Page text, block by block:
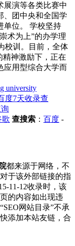
展演等各类比赛中
、团中央和全国学
单位。 学校坚持
术为上”的办学理
校训。目前，全体
精神激励下，正在
应用型综合大学而
university
度7天收录查
歌 查搜索 ： 百度 -
都来源于网络，不
于该外部链接的指
11-12收录时，该
的内容如出现违
网站目录”不承
添加本站友链，合